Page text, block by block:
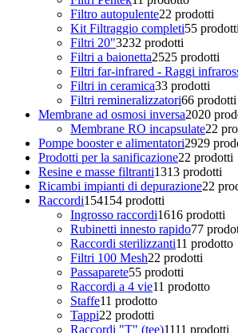
Filtro autopulente22 prodotti
Kit Filtraggio completi55 prodotti
Filtri 20"3232 prodotti
Filtri a baionetta2525 prodotti
Filtri far-infrared - Raggi
Filtri in ceramica33 prodotti
Filtri remineralizzatori66 prodotti
Membrane ad osmosi inversa2020
Membrane RO incapsulate22
Pompe booster e alimentatori2929
Prodotti per la sanificazione22 prodotti
Resine e masse filtranti1313 prodotti
Ricambi impianti di depurazione22
Raccordi154154 prodotti
Ingrosso raccordi1616 prodotti
Rubinetti innesto rapido77
Raccordi sterilizzanti11 prodotto
Filtri 100 Mesh22 prodotti
Passaparete55 prodotti
Raccordi a 4 vie11 prodotto
Staffe11 prodotto
Tappi22 prodotti
Raccordi "T" (tee)1111 prodotti